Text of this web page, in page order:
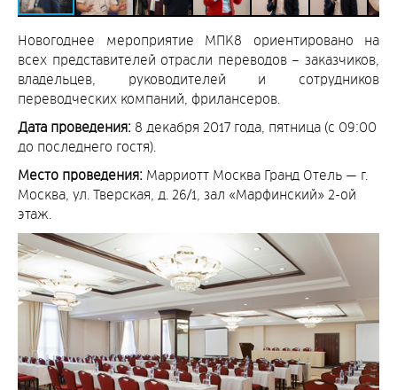
Новогоднее мероприятие МПК8 ориентировано на
всех представителей отрасли переводов – заказчиков,
владельцев, руководителей и сотрудников
переводческих компаний, фрилансеров.
Дата проведения: 8 декабря 2017 года, пятница (с 09:00
до последнего гостя).
Место проведения: Марриотт Москва Гранд Отель — г.
Москва, ул. Тверская, д. 26/1, зал «Марфинский» 2-ой
этаж.